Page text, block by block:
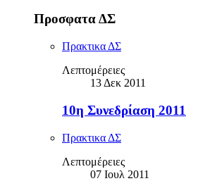
Προσφατα ΔΣ
Πρακτικα ΔΣ
Λεπτομέρειες
13 Δεκ 2011
10η Συνεδρίαση 2011
Πρακτικα ΔΣ
Λεπτομέρειες
07 Ιουλ 2011